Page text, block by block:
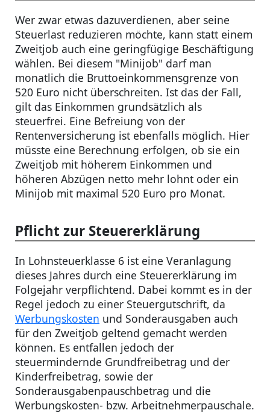
Wer zwar etwas dazuverdienen, aber seine
Steuerlast reduzieren möchte, kann statt einem
Zweitjob auch eine geringfügige Beschäftigung
wählen. Bei diesem "Minijob" darf man
monatlich die Bruttoeinkommensgrenze von
520 Euro nicht überschreiten. Ist das der Fall,
gilt das Einkommen grundsätzlich als
steuerfrei. Eine Befreiung von der
Rentenversicherung ist ebenfalls möglich. Hier
müsste eine Berechnung erfolgen, ob sie ein
Zweitjob mit höherem Einkommen und
höheren Abzügen netto mehr lohnt oder ein
Minijob mit maximal 520 Euro pro Monat.
Pflicht zur Steuererklärung
In Lohnsteuerklasse 6 ist eine Veranlagung
dieses Jahres durch eine Steuererklärung im
Folgejahr verpflichtend. Dabei kommt es in der
Regel jedoch zu einer Steuergutschrift, da
Werbungskosten und Sonderausgaben auch
für den Zweitjob geltend gemacht werden
können. Es entfallen jedoch der
steuermindernde Grundfreibetrag und der
Kinderfreibetrag, sowie der
Sonderausgabenpauschbetrag und die
Werbungskosten- bzw. Arbeitnehmerpauschale.